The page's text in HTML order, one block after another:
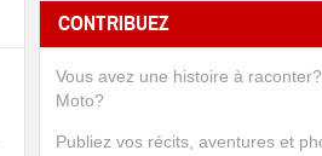
CONTRIBUEZ
Vous avez une histoire à
Moto?
Publiez vos récits, aventures et